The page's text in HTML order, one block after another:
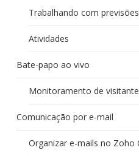
Trabalhando com previsões
Atividades
Bate-papo ao vivo
Monitoramento de
Comunicação por e-mail
Organizar e-mails no Zoho